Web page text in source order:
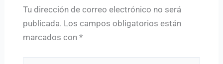
Tu dirección de correo electrónico no será
publicada. Los campos obligatorios están
marcados con *